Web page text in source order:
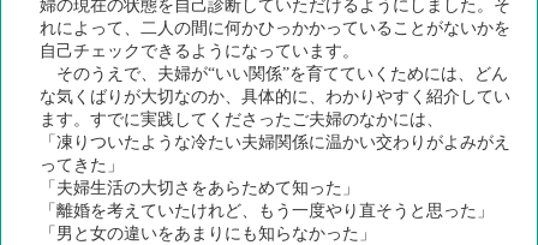
婦の現在の状態を自己診断していただけるようにしました。そ
れによって、二人の間に何かひっかかっていることがないかを
自己チェックできるようになっています。
そのうえで、夫婦が“いい関係”を育てていくためには、どん
な気くばりが大切なのか、具体的に、わかりやすく紹介してい
ます。すでに実践してくださったご夫婦のなかには、
「凍りついたような冷たい夫婦関係に温かい交わりがよみがえ
ってきた」
「夫婦生活の大切さをあらためて知った」
「離婚を考えていたけれど、もう一度やり直そうと思った」
「男と女の違いをあまりにも知らなかった」